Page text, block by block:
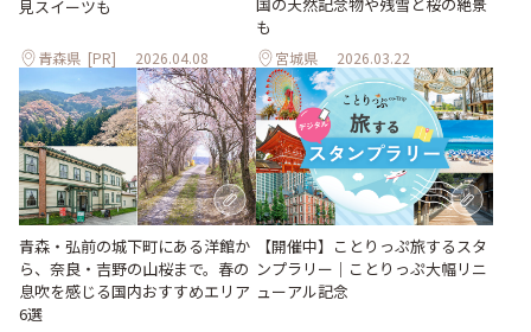
見スイーツも
青森県 [PR] 2026.04.08
も
宮城県 2026.03.22
青森・弘前の城下町にある洋館か
ら、奈良・吉野の山桜まで。春の
息吹を感じる国内おすすめエリア
6選
【開催中】ことりっぷ旅するスタ
ンプラリー｜ことりっぷ大幅リニ
ューアル記念